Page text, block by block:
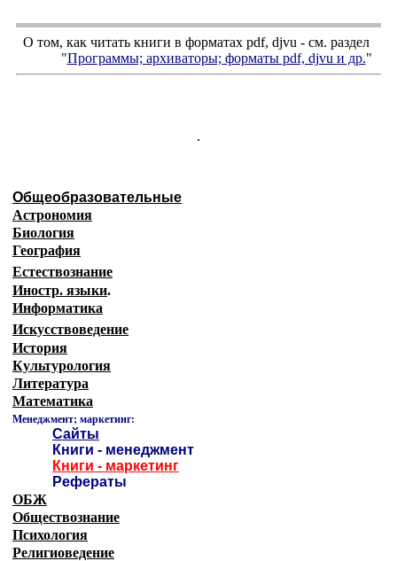
О том, как читать книги в форматах pdf, djvu - см. раздел
"Программы; архиваторы; форматы pdf, djvu и др."
.
Общеобразовательные
Астрономия
Биология
География
Естествознание
Иностр. языки.
Информатика
Искусствоведение
История
Культурология
Литература
Математика
Менеджмент; маркетинг:
Сайты
Книги - менеджмент
Книги - маркетинг
Рефераты
ОБЖ
Обществознание
Психология
Религиоведение